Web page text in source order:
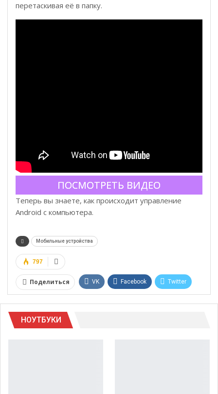
перетаскивая её в папку.
ПОСМОТРЕТЬ ВИДЕО
Теперь вы знаете, как происходит управление
Android с компьютера.
Мобильные устройства
797
Поделиться VK Facebook Twitter
Telegram
НОУТБУКИ